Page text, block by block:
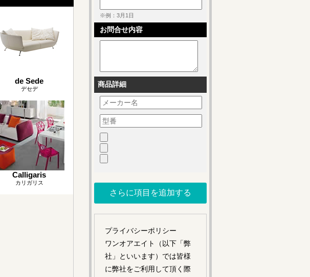
de Sede
デセデ
Calligaris
カリガリス
※例：3月1日
お問合せ内容
商品詳細
プライバシーポリシー
ワンオアエイト（以下「弊
社」といいます）では皆様
に弊社をご利用して頂く際